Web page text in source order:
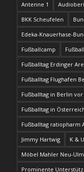
Antenne 1
BKK Scheufelen
Edeka-Knauerhase-
Fußballcamp
Fußballtag Erdinger
Fußballtag Flughafen
Fußballtag in Berlin
Fußballtag in
Fußballtag ratiopharm
Jimmy Hartwig
K &
Möbel Mahler Neu-Ulm
Prominente